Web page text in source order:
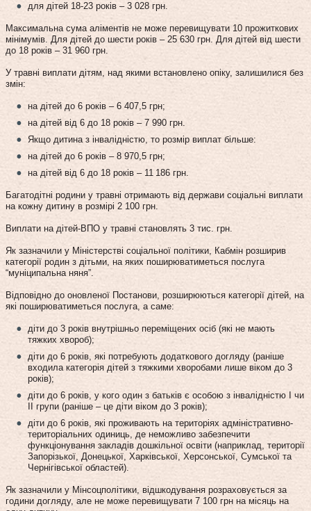
для дітей 18-23 років – 3 028 грн.
Максимальна сума аліментів не може перевищувати 10 прожиткових
мінімумів. Для дітей до шести років – 25 630 грн. Для дітей від шести
до 18 років – 31 960 грн.
У травні виплати дітям, над якими встановлено опіку, залишилися без
змін:
на дітей до 6 років – 6 407,5 грн;
на дітей від 6 до 18 років – 7 990 грн.
Якщо дитина з інвалідністю, то розмір виплат більше:
на дітей до 6 років – 8 970,5 грн;
на дітей від 6 до 18 років – 11 186 грн.
Багатодітні родини у травні отримають від держави соціальні виплати
на кожну дитину в розмірі 2 100 грн.
Виплати на дітей-ВПО у травні становлять 3 тис. грн.
Як зазначили у Міністерстві соціальної політики, Кабмін розширив
категорії родин з дітьми, на яких поширюватиметься послуга
“муніципальна няня”.
Відповідно до оновленої Постанови, розширюються категорії дітей, на
які поширюватиметься послуга, а саме:
діти до 3 років внутрішньо переміщених осіб (які не мають
тяжких хвороб);
діти до 6 років, які потребують додаткового догляду (раніше
входила категорія дітей з тяжкими хворобами лише віком до 3
років);
діти до 6 років, у кого один з батьків є особою з інвалідністю I чи
II групи (раніше – це діти віком до 3 років);
діти до 6 років, які проживають на територіях адміністративно-
територіальних одиниць, де неможливо забезпечити
функціонування закладів дошкільної освіти (наприклад, території
Запорізької, Донецької, Харківської, Херсонської, Сумської та
Чернігівської областей).
Як зазначили у Мінсоцполітики, відшкодування розраховується за
години догляду, але не може перевищувати 7 100 грн на місяць на